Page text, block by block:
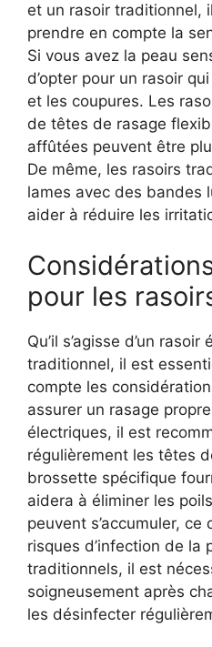
et un rasoir traditionnel,
prendre en compte la
Si vous avez la peau
d’opter pour un rasoir
et les coupures. Les
de têtes de rasage
affûtées peuvent être
De même, les rasoirs
lames avec des bandes
aider à réduire les
pour les
Qu’il s’agisse d’un
traditionnel, il est
compte les
assurer un rasage
électriques, il est
régulièrement les têtes
brossette spécifique
aidera à éliminer les
peuvent s’accumuler,
risques d’infection de la
traditionnels, il est
soigneusement après
les désinfecter